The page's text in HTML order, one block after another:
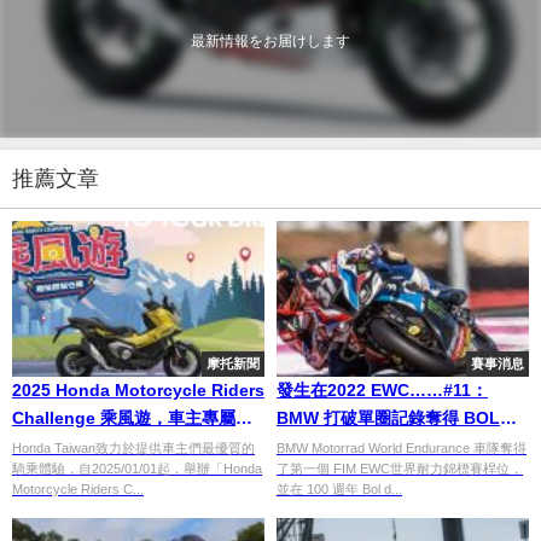
最新情報をお届けします
推薦文章
摩托新聞
2025 Honda Motorcycle Riders
Challenge 乘風遊，車主專屬活
動即刻開跑
Honda Taiwan致力於提供車主們最優質的
騎乘體驗，自2025/01/01起，舉辦「Honda
Motorcycle Riders C...
賽事消息
發生在2022 EWC……#11：
BMW 打破單圈記錄奪得 BOL
D’OR 桿位
BMW Motorrad World Endurance 車隊奪得
了第一個 FIM EWC世界耐力錦標賽桿位，
並在 100 週年 Bol d...